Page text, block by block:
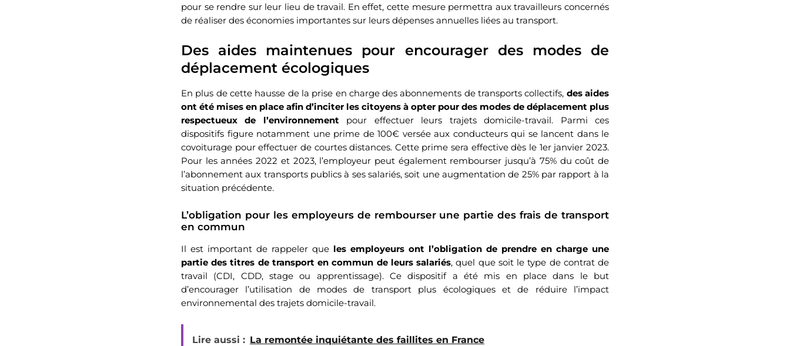
pour se rendre sur leur lieu de travail. En effet, cette mesure permettra aux travailleurs concernés
de réaliser des économies importantes sur leurs dépenses annuelles liées au transport.
Des aides maintenues pour encourager des modes de
déplacement écologiques
En plus de cette hausse de la prise en charge des abonnements de transports collectifs, des aides
ont été mises en place afin d’inciter les citoyens à opter pour des modes de déplacement plus
respectueux de l’environnement pour effectuer leurs trajets domicile-travail. Parmi ces
dispositifs figure notamment une prime de 100€ versée aux conducteurs qui se lancent dans le
covoiturage pour effectuer de courtes distances. Cette prime sera effective dès le 1er janvier 2023.
Pour les années 2022 et 2023, l’employeur peut également rembourser jusqu’à 75% du coût de
l’abonnement aux transports publics à ses salariés, soit une augmentation de 25% par rapport à la
situation précédente.
L’obligation pour les employeurs de rembourser une partie des frais de transport
en commun
Il est important de rappeler que les employeurs ont l’obligation de prendre en charge une
partie des titres de transport en commun de leurs salariés, quel que soit le type de contrat de
travail (CDI, CDD, stage ou apprentissage). Ce dispositif a été mis en place dans le but
d’encourager l’utilisation de modes de transport plus écologiques et de réduire l’impact
environnemental des trajets domicile-travail.
Lire aussi : La remontée inquiétante des faillites en France